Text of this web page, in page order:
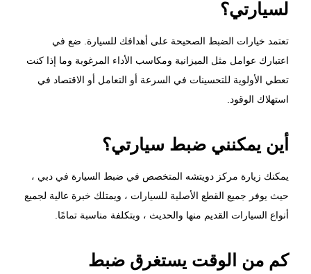
لسيارتي؟
تعتمد خيارات الضبط الصحيحة على أهدافك للسيارة. ضع في
اعتبارك عوامل مثل الميزانية ومكاسب الأداء المرغوبة وما إذا كنت
تعطي الأولوية للتحسينات في السرعة أو التعامل أو الاقتصاد في
استهلاك الوقود.
أين يمكنني ضبط سيارتي؟
يمكنك زيارة مركز دويتشه المتخصص في ضبط السيارة في دبي ،
حيث يوفر جميع القطع الأصلية للسيارات ، ويمتلك خبرة عالية لجميع
أنواع السيارات القديم منها والحديث ، وبتكلفة مناسبة تمامًا.
كم من الوقت يستغرق ضبط